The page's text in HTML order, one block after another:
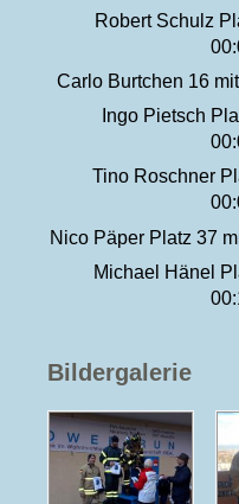
Robert Schulz
Carlo Burtchen 16
Ingo Pietsch
Tino Roschner
Nico Päper Platz 37
Michael Hänel
Bildergalerie